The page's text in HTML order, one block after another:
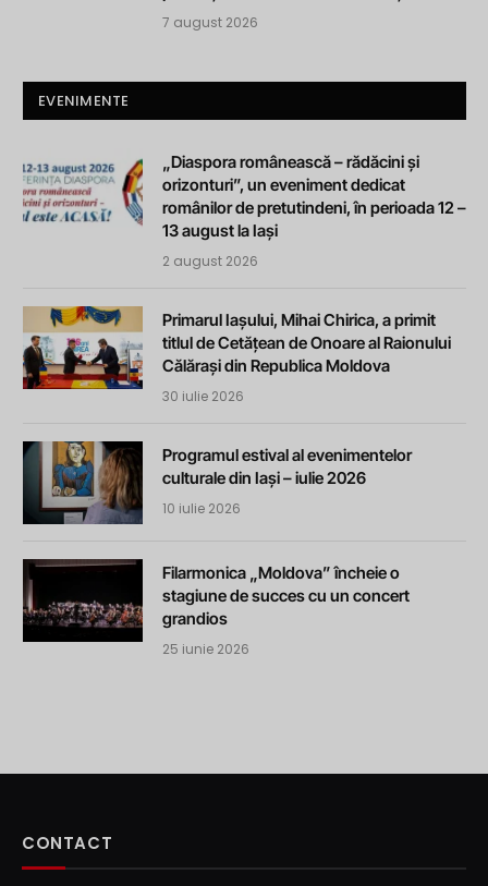
7 august 2026
EVENIMENTE
„Diaspora românească – rădăcini și
orizonturi”, un eveniment dedicat
românilor de pretutindeni, în perioada 12 –
13 august la Iași
2 august 2026
Primarul Iașului, Mihai Chirica, a primit
titlul de Cetățean de Onoare al Raionului
Călărași din Republica Moldova
30 iulie 2026
Programul estival al evenimentelor
culturale din Iași – iulie 2026
10 iulie 2026
Filarmonica „Moldova” încheie o
stagiune de succes cu un concert
grandios
25 iunie 2026
CONTACT